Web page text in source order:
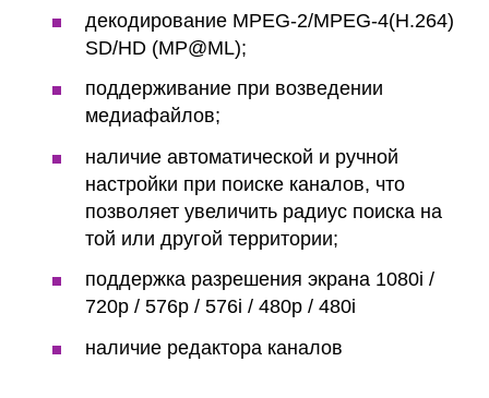
декодирование MPEG-2/MPEG-4(H.264)
SD/HD (MP@ML);
поддерживание при возведении
медиафайлов;
наличие автоматической и ручной
настройки при поиске каналов, что
позволяет увеличить радиус поиска на
той или другой территории;
поддержка разрешения экрана 1080i /
720p / 576p / 576i / 480p / 480i
наличие редактора каналов